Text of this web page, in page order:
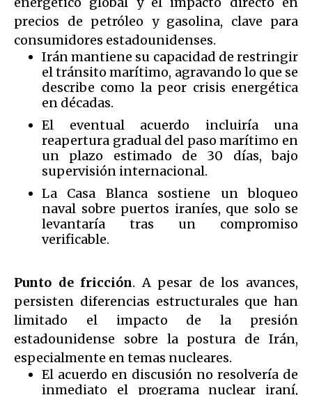
precios de petróleo y gasolina, clave para
consumidores estadounidenses.
Irán mantiene su capacidad de restringir
el tránsito marítimo, agravando lo que se
describe como la peor crisis energética
en décadas.
El eventual acuerdo incluiría una
reapertura gradual del paso marítimo en
un plazo estimado de 30 días, bajo
supervisión internacional.
La Casa Blanca sostiene un bloqueo
naval sobre puertos iraníes, que solo se
levantaría tras un compromiso
verificable.
Punto de fricción. A pesar de los avances,
persisten diferencias estructurales que han
limitado el impacto de la presión
estadounidense sobre la postura de Irán,
especialmente en temas nucleares.
El acuerdo en discusión no resolvería de
inmediato el programa nuclear iraní,